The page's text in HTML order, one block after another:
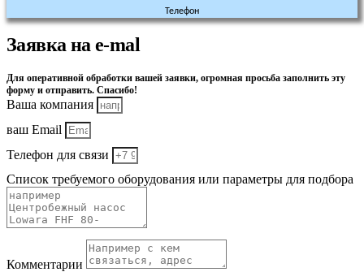
Телефон
Заявка на e-mal
Для оперативной обработки вашей заявки, огромная просьба заполнить эту
форму и отправить. Спасибо!
Ваша компания
ваш Email
Телефон для связи
Список требуемого оборудования или параметры для подбора
Комментарии